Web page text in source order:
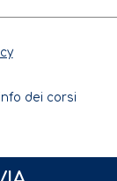
dei corsi